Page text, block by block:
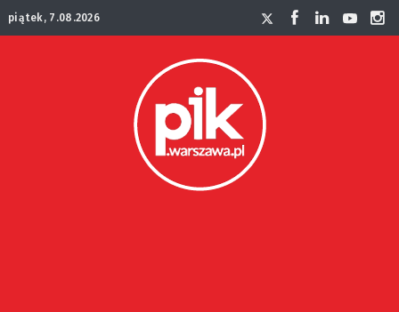
piątek, 7.08.2026